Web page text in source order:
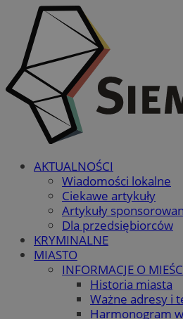
AKTUALNOŚCI
Wiadomości lokalne
Ciekawe artykuły
Artykuły
Dla przedsiębiorców
KRYMINALNE
MIASTO
INFORMACJE O
Historia miasta
Ważne adresy i
Harmonogram